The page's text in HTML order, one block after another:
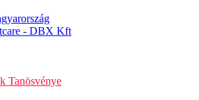
- DBX Kft
Tanösvénye